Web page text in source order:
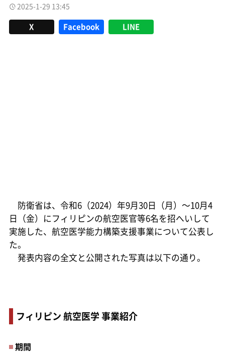
2025-1-29 13:45
X Facebook LINE
防衛省は、令和6（2024）年9月30日（月）～10月4
日（金）にフィリピンの航空医官等6名を招へいして
実施した、航空医学能力構築支援事業について公表し
た。
発表内容の全文と公開された写真は以下の通り。
フィリピン 航空医学 事業紹介
期間